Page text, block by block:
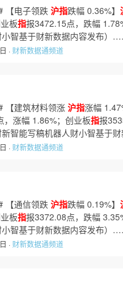
【电子领跌 沪指跌幅 0.36%】
板指报3472.15点，跌幅
小智基于财新数据内容发布）
· 财新数据通频道
【建筑材料领涨 沪指涨幅
，涨幅 1.86%；创业板指报
新智能写稿机器人财小智基
· 财新数据通频道
【通信领跌 沪指跌幅 0.19%】
板指报3372.08点，跌幅
小智基于财新数据内容发布）
· 财新数据通频道